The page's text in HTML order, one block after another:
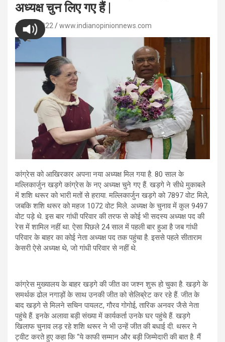
अध्यक्ष चुन लिए गए हैं |
19/10/2022 www.indianopinionnews.com
कांग्रेस को आखिरकार अपना नया अध्यक्ष मिल गया है. 80 साल के
मल्लिकार्जुन खड़गे कांग्रेस के नए अध्यक्ष चुने गए हैं. खड़गे ने सीधे मुकाबले
में शशि थरूर को भारी मतों से हराया. मल्लिकार्जुन खड़गे को 7897 वोट मिले,
जबकि शशि थरूर को महज 1072 वोट मिले. अध्यक्ष के चुनाव में कुल 9497
वोट पड़े थे. इस बार गांधी परिवार की तरफ से कोई भी सदस्य अध्यक्ष पद की
रेस में शामिल नहीं था. ऐसा पिछले 24 साल में पहली बार हुआ है जब गांधी
परिवार के बाहर का कोई नेता अध्यक्ष पद तक पहुंचा है. इससे पहले सीताराम
केसरी ऐसे अध्यक्ष थे, जो गांधी परिवार से नहीं थे.
कांग्रेस मुख्यालय के बाहर खड़गे की जीत का जश्न शुरू हो चुका है. खड़गे के
समर्थक ढोल नगाड़ों के साथ उनकी जीत को सेलिब्रेट कर रहे हैं. जीत के
बाद खड़गे से मिलने सचिन पायलट, गौरव गोगोई, तारिक अनवर जैसे नेता
पहुंचे हैं. इनके अलावा बड़ी संख्या में कार्यकर्ता उनके घर पहुंचे हैं. खड़गे
खिलाफ चुनाव लड़ रहे शशि थरूर ने भी उन्हें जीत की बधाई दी. थरूर ने
ट्वीट करते हुए कहा कि “ये काफी सम्मान और बड़ी जिम्मेदारी की बात है. मैं